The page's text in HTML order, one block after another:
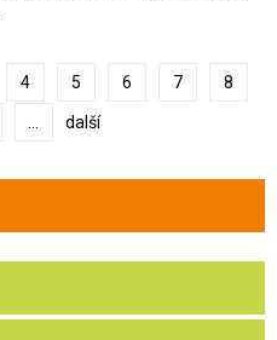
4 5 6 7 8
další